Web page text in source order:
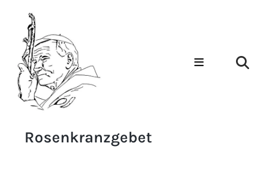
Rosenkranzgebet